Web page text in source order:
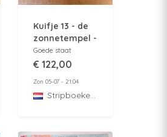
Kuifje 13 - de
zonnetempel -
HC - 1e druk -
1949
Goede staat
€ 122,00
Zon 05-07 - 21:04
StripboekenZolder